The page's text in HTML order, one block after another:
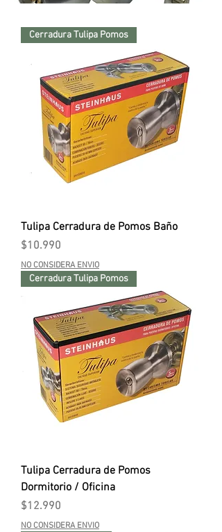
Cerradura Tulipa Pomos
Tulipa Cerradura de Pomos Baño
Precio
$10.990
NO CONSIDERA ENVIO
Cerradura Tulipa Pomos
Tulipa Cerradura de Pomos
Dormitorio / Oficina
Precio
$12.990
NO CONSIDERA ENVIO